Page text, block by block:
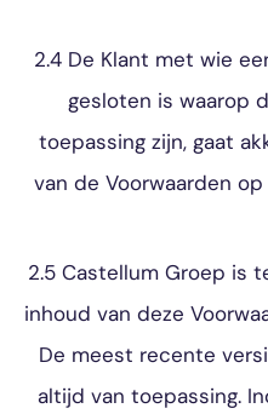
2.4 De Klant met wie
gesloten is waarop
toepassing zijn, gaat
van de Voorwaarden
2.5 Castellum Groep is
inhoud van deze
De meest recente
altijd van toepassing.